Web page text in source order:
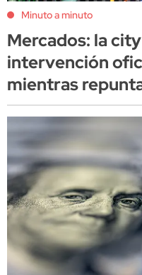
Minuto a minuto
Mercados: la
intervención
mientras